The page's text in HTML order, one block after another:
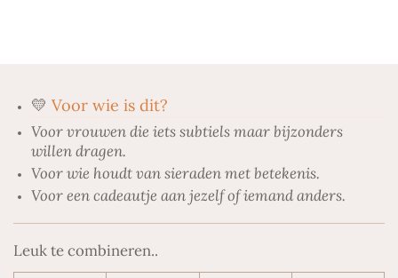
💛 Voor wie is dit?
Voor vrouwen die iets subtiels maar bijzonders
willen dragen.
Voor wie houdt van sieraden met betekenis.
Voor een cadeautje aan jezelf of iemand anders.
Leuk te combineren..